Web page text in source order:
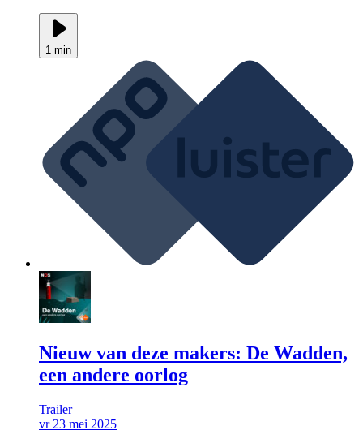
1 min
Nieuw van deze makers: De Wadden,
een andere oorlog
Trailer
vr 23 mei 2025